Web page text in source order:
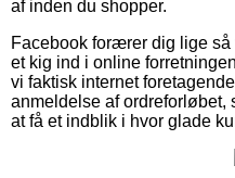
af inden du shopper.
Facebook forærer dig lige
et kig ind i online
vi faktisk internet
anmeldelse af ordreforløbet,
at få et indblik i hvor glade